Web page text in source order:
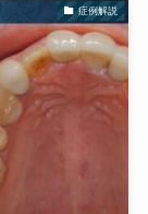
症例解説